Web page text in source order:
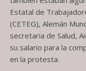
Estatal de
(CETEG), Alemán
secretaria de Salud,
su salario para la
en la protesta.